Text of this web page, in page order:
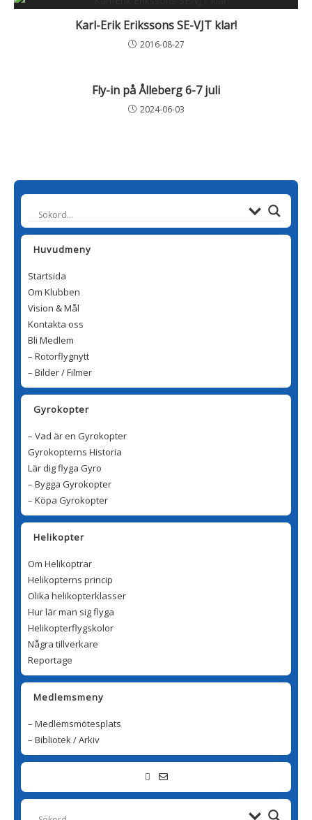
Karl-Erik Erikssons SE-VJT klar!
2016-08-27
Fly-in på Ålleberg 6-7 juli
2024-06-03
Huvudmeny
Startsida
Om Klubben
Vision & Mål
Kontakta oss
Bli Medlem
– Rotorflygnytt
– Bilder / Filmer
Gyrokopter
– Vad är en Gyrokopter
Gyrokopterns Historia
Lär dig flyga Gyro
– Bygga Gyrokopter
– Köpa Gyrokopter
Helikopter
Om Helikoptrar
Helikopterns princip
Olika helikopterklasser
Hur lär man sig flyga
Helikopterflygskolor
Några tillverkare
Reportage
Medlemsmeny
– Medlemsmötesplats
– Bibliotek / Arkiv